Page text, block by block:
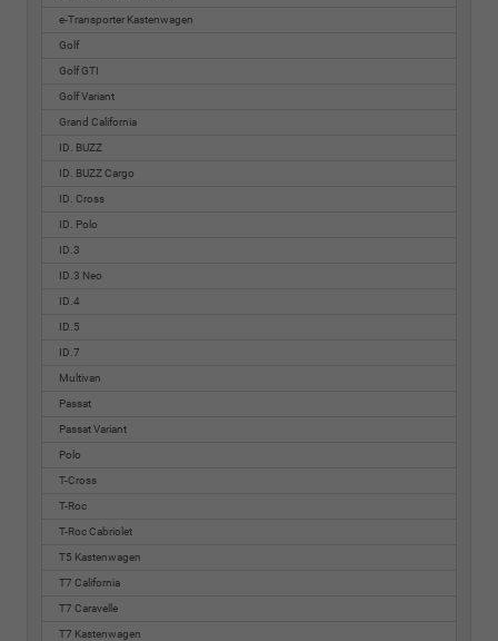
e-Transporter Kastenwagen
Golf
Golf GTI
Golf Variant
Grand California
ID. BUZZ
ID. BUZZ Cargo
ID. Cross
ID. Polo
ID.3
ID.3 Neo
ID.4
ID.5
ID.7
Multivan
Passat
Passat Variant
Polo
T-Cross
T-Roc
T-Roc Cabriolet
T5 Kastenwagen
T7 California
T7 Caravelle
T7 Kastenwagen